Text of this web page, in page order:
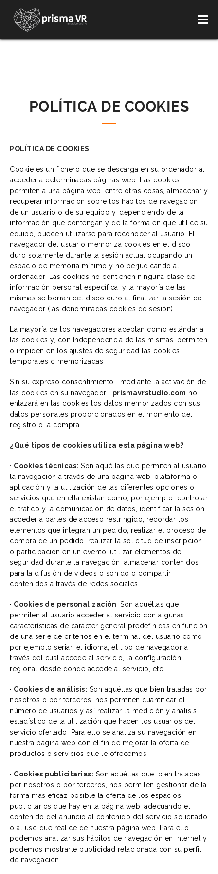
POLÍTICA DE COOKIES
POLÍTICA DE COOKIES
Cookie es un fichero que se descarga en su ordenador al
acceder a determinadas páginas web. Las cookies
permiten a una página web, entre otras cosas, almacenar y
recuperar información sobre los hábitos de navegación
de un usuario o de su equipo y, dependiendo de la
información que contengan y de la forma en que utilice su
equipo, pueden utilizarse para reconocer al usuario. El
navegador del usuario memoriza cookies en el disco
duro solamente durante la sesión actual ocupando un
espacio de memoria mínimo y no perjudicando al
ordenador. Las cookies no contienen ninguna clase de
información personal específica, y la mayoría de las
mismas se borran del disco duro al finalizar la sesión de
navegador (las denominadas cookies de sesión).
La mayoría de los navegadores aceptan como estándar a
las cookies y, con independencia de las mismas, permiten
o impiden en los ajustes de seguridad las cookies
temporales o memorizadas.
Sin su expreso consentimiento –mediante la activación de
las cookies en su navegador– prismavrstudio.com no
enlazará en las cookies los datos memorizados con sus
datos personales proporcionados en el momento del
registro o la compra.
¿Qué tipos de cookies utiliza esta página web?
· Cookies técnicas: Son aquéllas que permiten al usuario
la navegación a través de una página web, plataforma o
aplicación y la utilización de las diferentes opciones o
servicios que en ella existan como, por ejemplo, controlar
el tráfico y la comunicación de datos, identificar la sesión,
acceder a partes de acceso restringido, recordar los
elementos que integran un pedido, realizar el proceso de
compra de un pedido, realizar la solicitud de inscripción
o participación en un evento, utilizar elementos de
seguridad durante la navegación, almacenar contenidos
para la difusión de videos o sonido o compartir
contenidos a través de redes sociales.
· Cookies de personalización: Son aquéllas que
permiten al usuario acceder al servicio con algunas
características de carácter general predefinidas en función
de una serie de criterios en el terminal del usuario como
por ejemplo serian el idioma, el tipo de navegador a
través del cual accede al servicio, la configuración
regional desde donde accede al servicio, etc.
· Cookies de análisis: Son aquéllas que bien tratadas por
nosotros o por terceros, nos permiten cuantificar el
número de usuarios y así realizar la medición y análisis
estadístico de la utilización que hacen los usuarios del
servicio ofertado. Para ello se analiza su navegación en
nuestra página web con el fin de mejorar la oferta de
productos o servicios que le ofrecemos.
· Cookies publicitarias: Son aquéllas que, bien tratadas
por nosotros o por terceros, nos permiten gestionar de la
forma más eficaz posible la oferta de los espacios
publicitarios que hay en la página web, adecuando el
contenido del anuncio al contenido del servicio solicitado
o al uso que realice de nuestra página web. Para ello
podemos analizar sus hábitos de navegación en Internet y
podemos mostrarle publicidad relacionada con su perfil
de navegación.